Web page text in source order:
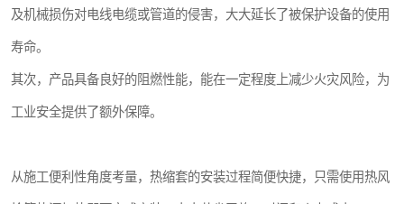
及机械损伤对电线电缆或管道的侵害，大大延长了被保护设备的使用
寿命。
其次，产品具备良好的阻燃性能，能在一定程度上减少火灾风险，为
工业安全提供了额外保障。
从施工便利性角度考量，热缩套的安装过程简便快捷，只需使用热风